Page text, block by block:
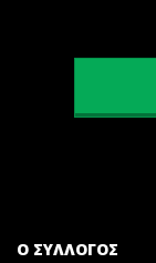
Ο ΣΥΛΛΟΓΟΣ